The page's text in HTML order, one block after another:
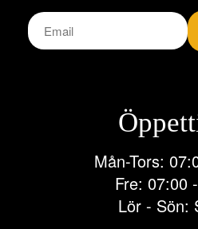
Mån-Tors:
Fre: 07:00
Lör - Sön: